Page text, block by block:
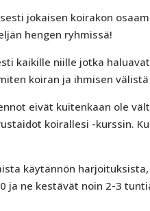
jokaisen koirakon
hengen ryhmissä!
kaikille niille jotka
koiran ja ihmisen
eivät kuitenkaan ole
koirallesi -kurssin.
käytännön
ja ne kestävät noin 2-3